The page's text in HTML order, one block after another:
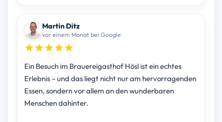
Martin Ditz
vor einem Monat bei Google
Ein Besuch im Brauereigasthof Hösl ist ein echtes
Erlebnis – und das liegt nicht nur am hervorragenden
Essen, sondern vor allem an den wunderbaren
Menschen dahinter.